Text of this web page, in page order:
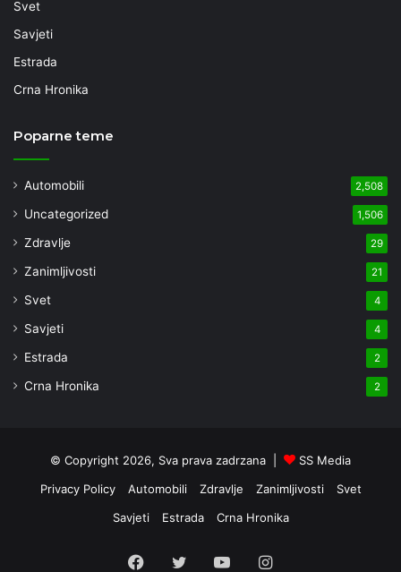
Svet
Savjeti
Estrada
Crna Hronika
Poparne teme
Automobili 2,508
Uncategorized 1,506
Zdravlje 29
Zanimljivosti 21
Svet 4
Savjeti 4
Estrada 2
Crna Hronika 2
© Copyright 2026, Sva prava zadrzana |
SS Media
Privacy Policy
Automobili Zdravlje Zanimljivosti
Svet
Savjeti
Estrada Crna Hronika
Facebook
TwitterYouTubeInstagram